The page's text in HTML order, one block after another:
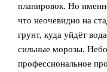
планировок. Но
что неочевидно на
грунт, куда уйдёт
сильные морозы.
профессиональное